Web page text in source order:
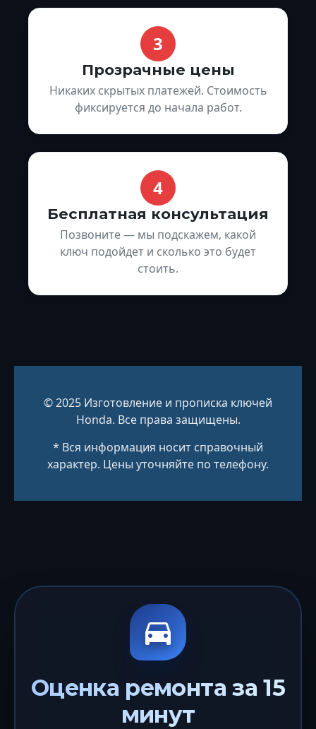
3
Прозрачные цены
Никаких скрытых платежей. Стоимость
фиксируется до начала работ.
4
Бесплатная консультация
Позвоните — мы подскажем, какой
ключ подойдет и сколько это будет
стоить.
© 2025 Изготовление и прописка ключей
Honda. Все права защищены.
* Вся информация носит справочный
характер. Цены уточняйте по телефону.
Оценка ремонта за 15
минут